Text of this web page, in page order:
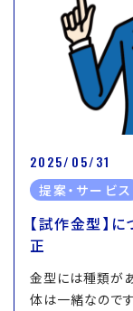
2025/05/31
提案・サービス
【試作金型】
正
金型には種類が
体は一緒なので